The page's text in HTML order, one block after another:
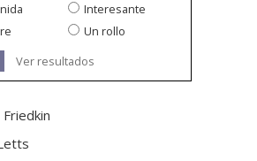
Interesante
Un rollo
Ver resultados